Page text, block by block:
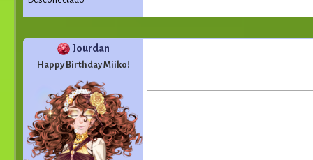
Jourdan
Happy Birthday Miiko!